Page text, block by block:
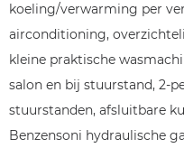
koeling/verwarming per
airconditioning,
kleine praktische
salon en bij stuurstand, 2-
stuurstanden, afsluitbare
Benzensoni hydraulische